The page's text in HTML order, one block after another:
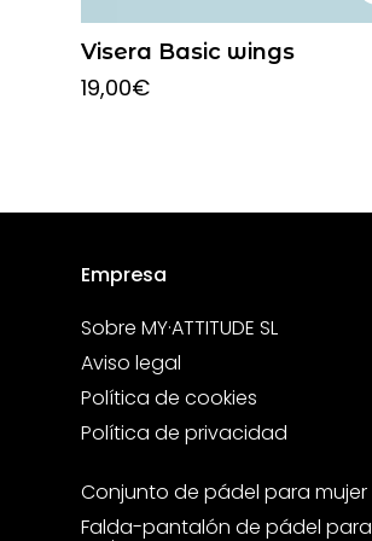
Visera Basic wings
19,00€
Empresa
Sobre MY·ATTITUDE SL
Aviso legal
Política de cookies
Política de privacidad
Conjunto de pádel para mujer
Falda-pantalón de pádel para